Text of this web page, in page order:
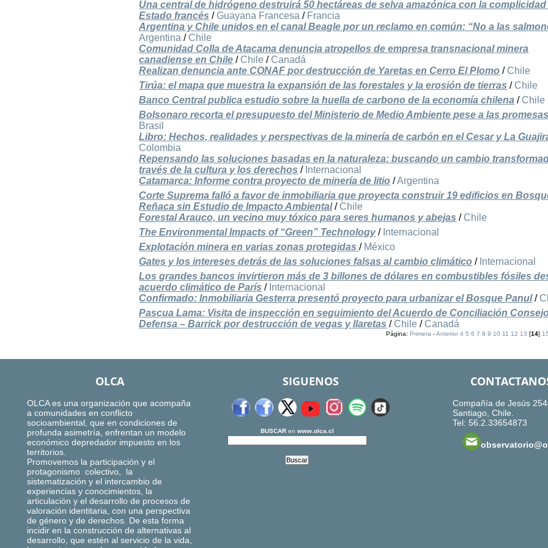
Una central de hidrógeno destruirá 50 hectáreas de selva amazónica con la
Estado francés / Guayana Francesa / Francia
Argentina y Chile unidos en el canal Beagle por un reclamo en común: “No a las
Argentina / Chile
Comunidad Colla de Atacama denuncia atropellos de empresa transnacional minera
canadiense en Chile / Chile / Canadá
Realizan denuncia ante CONAF por destrucción de Yaretas en Cerro El Plomo / Chile
Tirúa: el mapa que muestra la expansión de las forestales y la erosión de tierras / Chile
Banco Central publica estudio sobre la huella de carbono de la economía chilena / Chile
Bolsonaro recorta el presupuesto del Ministerio de Medio Ambiente pese a las
Brasil
Libro: Hechos, realidades y perspectivas de la minería de carbón en el Cesar y La
Colombia
Repensando las soluciones basadas en la naturaleza: buscando un cambio
través de la cultura y los derechos / Internacional
Catamarca: Informe contra proyecto de minería de litio /Argentina
Corte Suprema falló a favor de inmobiliaria que proyecta construir 19 edificios en
Reñaca sin Estudio de Impacto Ambiental/ Chile
Forestal Arauco, un vecino muy tóxico para seres humanos y abejas / Chile
The Environmental Impacts of “Green” Technology/ Internacional
Explotación minera en varias zonas protegidas/ México
Gates y los intereses detrás de las soluciones falsas al cambio climático / Internacional
Los grandes bancos invirtieron más de 3 billones de dólares en combustibles fósiles
acuerdo climático de París / Internacional
Confirmado: Inmobiliaria Gesterra presentó proyecto para urbanizar el Bosque Panul/
Pascua Lama: Visita de inspección en seguimiento del Acuerdo de Conciliación
Defensa – Barrick por destrucción de vegas y llaretas / Chile / Canadá
Página: Primera-Anterior 4 5 6 7 8 9 10 11 12 13 [14]
OLCA
OLCA es una organización que acompaña
a comunidades en conflicto
socioambiental, que en condiciones de
profunda asimetría, enfrentan un modelo
económico depredador impuesto en los
territorios.
Promovemos la participación y el
protagonismo colectivo, la
sistematización y el intercambio de
experiencias y conocimientos, la
articulación y el desarrollo de procesos de
valoración identitaria, con una perspectiva
de género y de derechos. De esta forma
incidir en la construcción de alternativas al
desarrollo, que estén al servicio de la vida,
SIGUENOS
BUSCARen www.olca.cl
Compañía de Jesús
Santiago, Chile.
Tel: 56.2.33654873